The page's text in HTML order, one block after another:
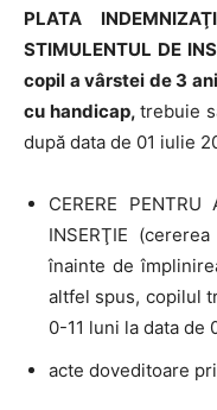
PLATA
STIMULENTUL DE
copil a vârstei de 3
cu handicap, trebuie
după data de 01 iulie
CERERE PENTRU
INSERŢIE
înainte de
altfel spus, copilul
0-11 luni la data de
acte doveditoare